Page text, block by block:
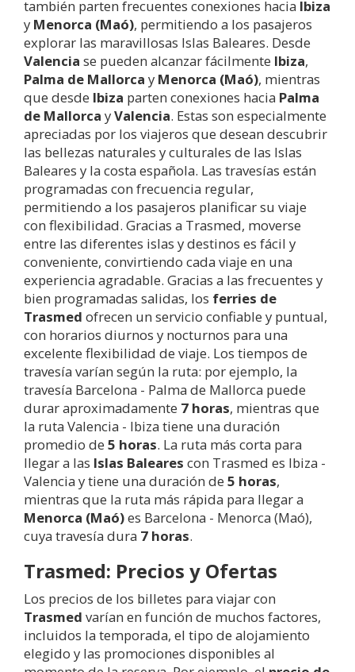
también parten frecuentes conexiones hacia Ibiza
y Menorca (Maó), permitiendo a los pasajeros
explorar las maravillosas Islas Baleares. Desde
Valencia se pueden alcanzar fácilmente Ibiza,
Palma de Mallorca y Menorca (Maó), mientras
que desde Ibiza parten conexiones hacia Palma
de Mallorca yValencia. Estas son especialmente
apreciadas por los viajeros que desean descubrir
las bellezas naturales y culturales de las Islas
Baleares y la costa española. Las travesías están
programadas con frecuencia regular,
permitiendo a los pasajeros planificar su viaje
con flexibilidad. Gracias a Trasmed, moverse
entre las diferentes islas y destinos es fácil y
conveniente, convirtiendo cada viaje en una
experiencia agradable. Gracias a las frecuentes y
bien programadas salidas, los ferries de
Trasmed ofrecen un servicio confiable y puntual,
con horarios diurnos y nocturnos para una
excelente flexibilidad de viaje. Los tiempos de
travesía varían según la ruta: por ejemplo, la
travesía Barcelona - Palma de Mallorca puede
durar aproximadamente 7 horas, mientras que
la ruta Valencia - Ibiza tiene una duración
promedio de 5 horas. La ruta más corta para
llegar a las Islas Baleares con Trasmed es Ibiza -
Valencia y tiene una duración de 5 horas,
mientras que la ruta más rápida para llegar a
Menorca (Maó)es Barcelona - Menorca (Maó),
cuya travesía dura 7 horas.
Trasmed: Precios y Ofertas
Los precios de los billetes para viajar con
Trasmed varían en función de muchos factores,
incluidos la temporada, el tipo de alojamiento
elegido y las promociones disponibles al